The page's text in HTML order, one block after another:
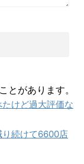
とがあります。
けど過大評価な
り続けて6600店